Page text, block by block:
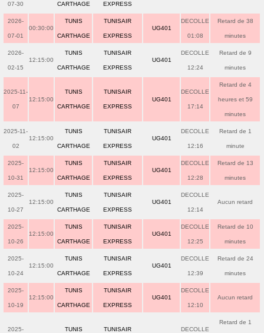
07-30 CARTHAGE EXPRESS
2026-
07-01
00:30:00
TUNIS
CARTHAGE
TUNISAIR
EXPRESS
UG401
DECOLLE
01:08
Retard de 38
minutes
2026-
02-15
12:15:00
TUNIS
CARTHAGE
TUNISAIR
EXPRESS
UG401
DECOLLE
12:24
Retard de 9
minutes
2025-11-
07
12:15:00
TUNIS
CARTHAGE
TUNISAIR
EXPRESS
UG401
DECOLLE
17:14
Retard de 4
heures et 59
minutes
2025-11-
02
12:15:00
TUNIS
CARTHAGE
TUNISAIR
EXPRESS
UG401
DECOLLE
12:16
Retard de 1
minute
2025-
10-31
12:15:00
TUNIS
CARTHAGE
TUNISAIR
EXPRESS
UG401
DECOLLE
12:28
Retard de 13
minutes
2025-
10-27
12:15:00
TUNIS
CARTHAGE
TUNISAIR
EXPRESS
UG401
DECOLLE
12:14
Aucun retard
2025-
10-26
12:15:00
TUNIS
CARTHAGE
TUNISAIR
EXPRESS
UG401
DECOLLE
12:25
Retard de 10
minutes
2025-
10-24
12:15:00
TUNIS
CARTHAGE
TUNISAIR
EXPRESS
UG401
DECOLLE
12:39
Retard de 24
minutes
2025-
10-19
12:15:00
TUNIS
CARTHAGE
TUNISAIR
EXPRESS
UG401
DECOLLE
12:10
Aucun retard
2025- TUNIS TUNISAIR DECOLLE
Retard de 1